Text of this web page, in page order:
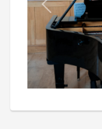
Previous